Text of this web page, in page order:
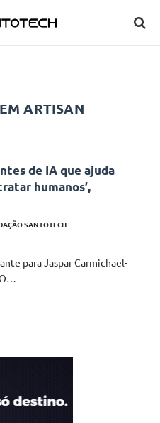
ARTISAN
de IA que ajuda
humanos’,
SANTOTECH
para Jaspar Carmichael-